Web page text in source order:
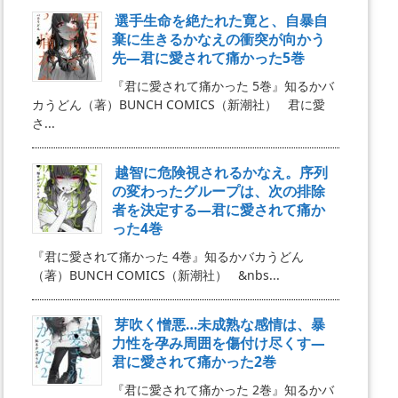
選手生命を絶たれた寛と、自暴自
棄に生きるかなえの衝突が向かう
先―君に愛されて痛かった5巻
『君に愛されて痛かった 5巻』知るかバ
カうどん（著）BUNCH COMICS（新潮社） 君に愛
さ...
越智に危険視されるかなえ。序列
の変わったグループは、次の排除
者を決定する―君に愛されて痛か
った4巻
『君に愛されて痛かった 4巻』知るかバカうどん
（著）BUNCH COMICS（新潮社） &nbs...
芽吹く憎悪…未成熟な感情は、暴
力性を孕み周囲を傷付け尽くす―
君に愛されて痛かった2巻
『君に愛されて痛かった 2巻』知るかバ